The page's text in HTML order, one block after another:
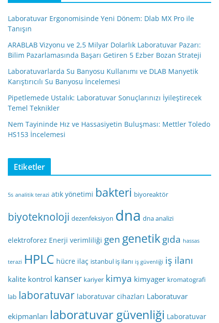
Laboratuvar Ergonomisinde Yeni Dönem: Dlab MX Pro ile
Tanışın
ARABLAB Vizyonu ve 2,5 Milyar Dolarlık Laboratuvar Pazarı:
Bilim Pazarlamasında Başarı Getiren 5 Ezber Bozan Strateji
Laboratuvarlarda Su Banyosu Kullanımı ve DLAB Manyetik
Karıştırıcılı Su Banyosu İncelemesi
Pipetlemede Ustalık: Laboratuvar Sonuçlarınızı İyileştirecek
Temel Teknikler
Nem Tayininde Hız ve Hassasiyetin Buluşması: Mettler Toledo
HS153 İncelemesi
Etiketler
5s analitik terazi atık yönetimi bakteri biyoreaktör
biyoteknoloji dezenfeksiyon dna dna analizi
elektroforez Enerji verimliliği gen genetikgıda hassas
terazi HPLC hücre ilaç istanbul iş ilanı iş güvenliği iş ilanı
kalite kontrol kanser kariyer kimya kimyager kromatografi
lab laboratuvar laboratuvar cihazları Laboratuvar
ekipmanları laboratuvar güvenliği Laboratuvar